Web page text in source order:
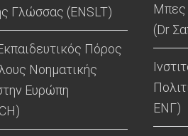
Γλώσσας (ENSLT)
Πόρος
Νοηματικής
Ευρώπη
Μπες
(Dr
ΕΝΓ)